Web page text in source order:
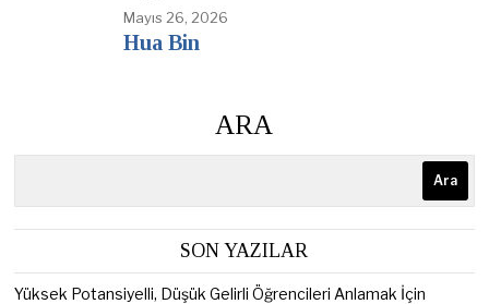
Mayıs 26, 2026
Hua Bin
ARA
Ara
SON YAZILAR
Yüksek Potansiyelli, Düşük Gelirli Öğrencileri Anlamak İçin